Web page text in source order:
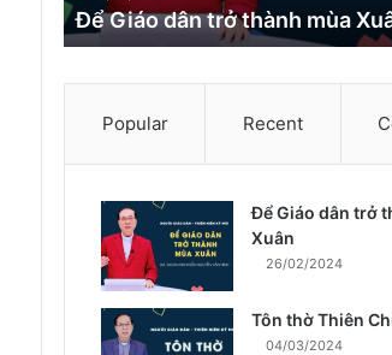
t
r
Để Giáo dân trở thành mùa
Popular Recent
Để Giáo dân trở
Xuân
26/02/2024
Tôn thờ Thiên
04/03/2024